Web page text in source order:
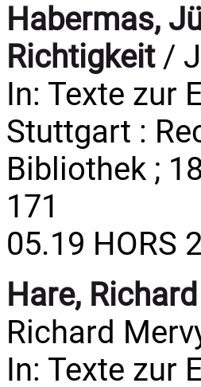
Habermas,
Richtigkeit/
In: Texte zur
Stuttgart :
Bibliothek ;
171
05.19 HORS
Hare,
Richard
In: Texte zur